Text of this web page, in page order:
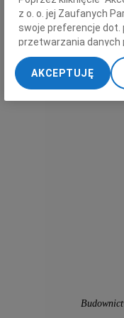
z o. o. jej Zaufanych
swoje preferencje dot.
przetwarzania danych
„Ustawienia
My, nasi Zaufani
dokładnych danych
Przechowywanie
treści, badnie
AKCEPTUJĘ